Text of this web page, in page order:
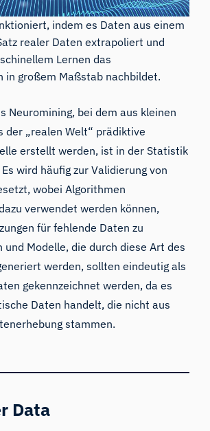
indem es Daten aus einem
realer Daten extrapoliert und
Lernen das
in großem Maßstab nachbildet.
Neuromining, bei dem aus kleinen
der „realen Welt“ prädiktive
erstellt werden, ist in der Statistik
wird häufig zur Validierung von
wobei Algorithmen
verwendet werden können,
für fehlende Daten zu
und Modelle, die durch diese Art des
werden, sollten eindeutig als
gekennzeichnet werden, da es
Daten handelt, die nicht aus
stammen.
Data